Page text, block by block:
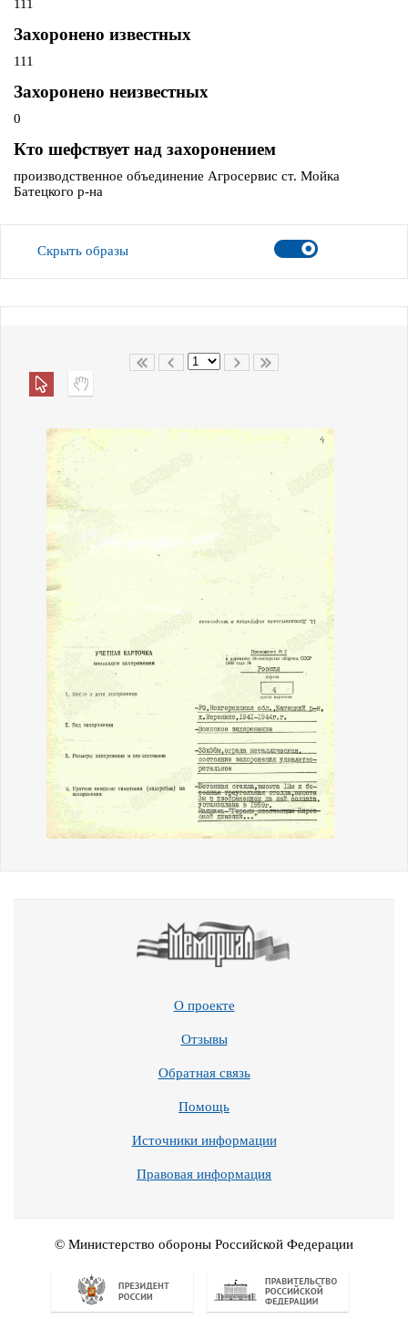
111
Захоронено известных
111
Захоронено неизвестных
0
Кто шефствует над захоронением
производственное объединение Агросервис ст. Мойка
Батецкого р-на
Скрыть образы
О проекте
Отзывы
Обратная связь
Помощь
Источники информации
Правовая информация
© Министерство обороны Российской Федерации